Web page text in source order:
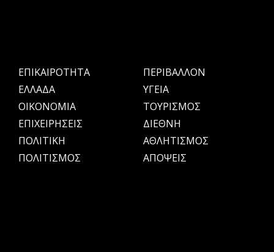
ΕΠΙΚΑΙΡΟΤΗΤΑ
ΕΛΛΑΔΑ
OIKONOMIA
ΕΠΙΧΕΙΡΗΣΕΙΣ
ΠΟΛΙΤΙΚΗ
ΠΟΛΙΤΙΣΜΟΣ
ΠΕΡΙΒΑΛΛΟΝ
ΥΓΕΙΑ
ΤΟΥΡΙΣΜΟΣ
ΔΙΕΘΝΗ
ΑΘΛΗΤΙΣΜΟΣ
ΑΠΟΨΕΙΣ